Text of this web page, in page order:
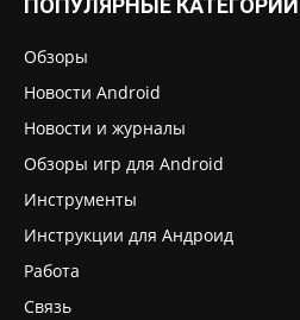
ПОПУЛЯРНЫЕ КАТЕГОРИИ
Обзоры
Новости Android
Новости и журналы
Обзоры игр для Android
Инструменты
Инструкции для Андроид
Работа
Связь